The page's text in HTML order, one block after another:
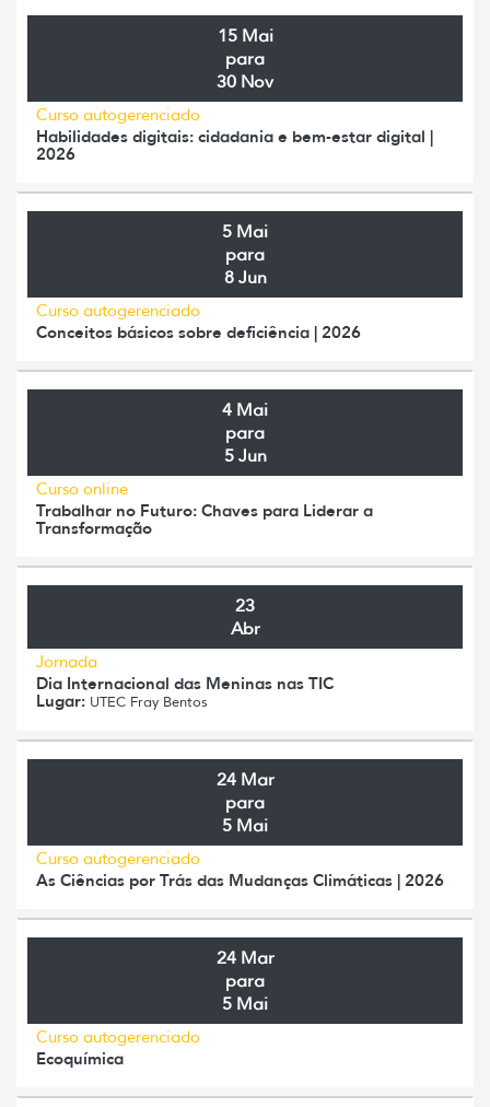
15 Mai
para
30 Nov
Curso autogerenciado
Habilidades digitais: cidadania e bem-estar digital |
2026
5 Mai
para
8 Jun
Curso autogerenciado
Conceitos básicos sobre deficiência | 2026
4 Mai
para
5 Jun
Curso online
Trabalhar no Futuro: Chaves para Liderar a
Transformação
23
Abr
Jornada
Dia Internacional das Meninas nas TIC
Lugar: UTEC Fray Bentos
24 Mar
para
5 Mai
Curso autogerenciado
As Ciências por Trás das Mudanças Climáticas | 2026
24 Mar
para
5 Mai
Curso autogerenciado
Ecoquímica